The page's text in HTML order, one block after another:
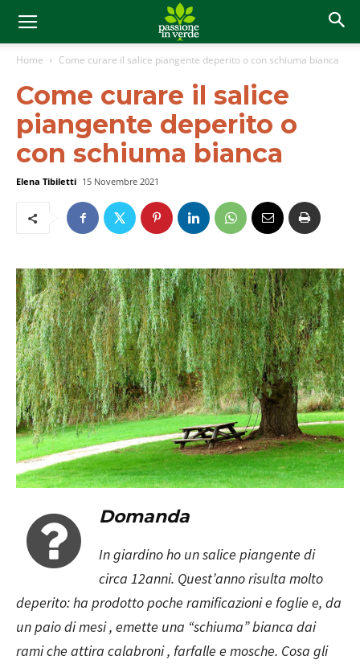
Home Come curare il salice piangente deperito o con schiuma bianca
Come curare il salice
piangente deperito o
con schiuma bianca
Elena Tibiletti 15 Novembre 2021
Domanda
In giardino ho un salice piangente di
circa 12anni. Quest’anno risulta molto
deperito: ha prodotto poche ramificazioni e foglie e, da
un paio di mesi , emette una “schiuma” bianca dai
rami che attira calabroni , farfalle e mosche. Cosa gli